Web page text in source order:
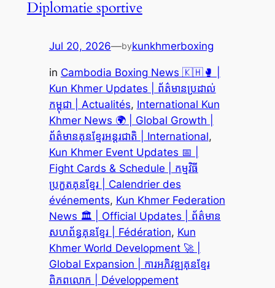
Diplomatie sportive
Jul 20, 2026—bykunkhmerboxing
in Cambodia Boxing News 🇰🇭🥊 |
Kun Khmer Updates | ព័ត៌មានប្រដាល់
កម្ពុជា | Actualités, International Kun
Khmer News 🌍 | Global Growth |
ព័ត៌មានគុនខ្មែរអន្តរជាតិ | International
Kun Khmer Event Updates 📅 |
Fight Cards & Schedule | កម្មវិធី
ប្រកួតគុនខ្មែរ | Calendrier des
événements, Kun Khmer Federation
News 🏛️ | Official Updates | ព័ត៌មាន
សហព័ន្ធគុនខ្មែរ | Fédération, Kun
Khmer World Development 🚀 |
Global Expansion | ការអភិវឌ្ឍគុនខ្មែរ
ពិភពលោក | Développement